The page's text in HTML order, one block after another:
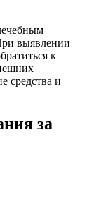
выявлении
к
средства и
за